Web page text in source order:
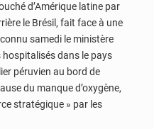
d’Amérique latine par
le Brésil, fait face à une
samedi le ministère
dans le pays
péruvien au bord de
du manque d’oxygène,
stratégique » par les